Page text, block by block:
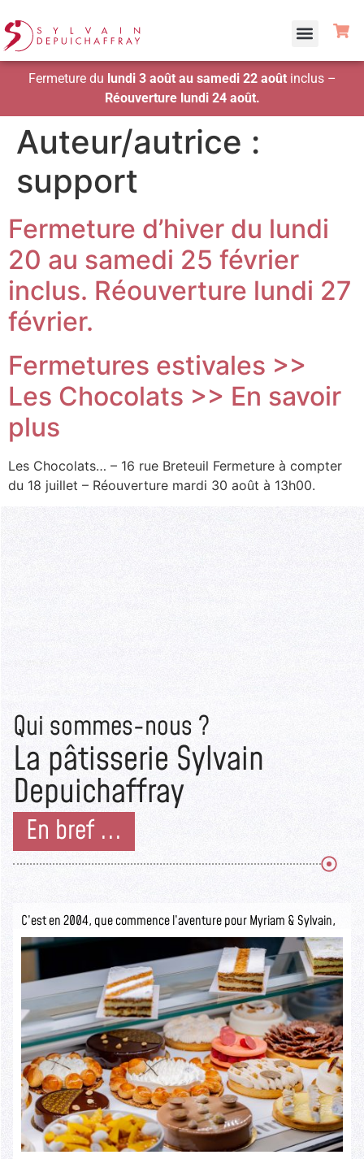
Fermeture du lundi 3 août au samedi 22 aoûtinclus –
Réouverture lundi 24 août.
Auteur/autrice :
support
Fermeture d’hiver du lundi
20 au samedi 25 février
inclus. Réouverture lundi 27
février.
Fermetures estivales >>
Les Chocolats >> En savoir
plus
Les Chocolats… – 16 rue Breteuil Fermeture à compter
du 18 juillet – Réouverture mardi 30 août à 13h00.
Qui sommes-nous ?
La pâtisserie Sylvain
Depuichaffray
En bref ...
C’est en 2004, que commence l’aventure pour Myriam & Sylvain,
ils ouvrent la pâtisserie Sylvain Depuichaffray dans une boutique
Seuls les initiés savent ce qui se cache derrière cette devanture
rustique.
Lire la suite >>